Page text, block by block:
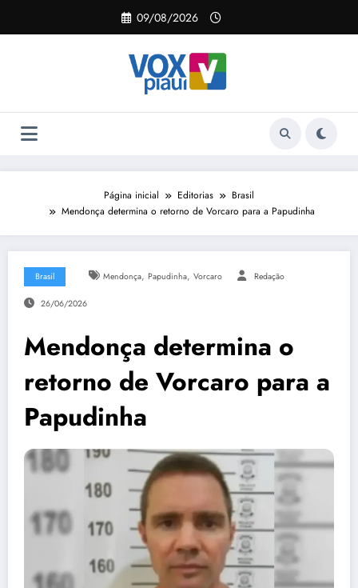
o
09/08/2026
Página inicial Editorias
Brasil
Mendonça determina o retorno de Vorcaro para a Papudinha
Brasil Mendonça, Papudinha, Vorcaro Redação
26/06/2026
Mendonça determina o
retorno de Vorcaro para a
Papudinha